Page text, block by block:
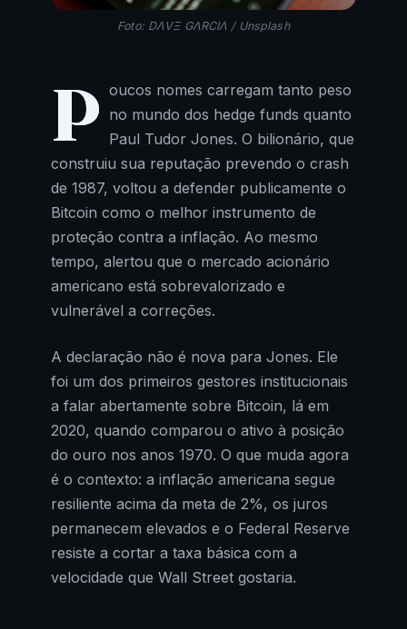
Foto: DΛVΞ GΛRCIΛ / Unsplash
P oucos nomes carregam tanto peso
no mundo dos hedge funds quanto
Paul Tudor Jones. O bilionário, que
construiu sua reputação prevendo o crash
de 1987, voltou a defender publicamente o
Bitcoin como o melhor instrumento de
proteção contra a inflação. Ao mesmo
tempo, alertou que o mercado acionário
americano está sobrevalorizado e
vulnerável a correções.
A declaração não é nova para Jones. Ele
foi um dos primeiros gestores institucionais
a falar abertamente sobre Bitcoin, lá em
2020, quando comparou o ativo à posição
do ouro nos anos 1970. O que muda agora
é o contexto: a inflação americana segue
resiliente acima da meta de 2%, os juros
permanecem elevados e o Federal Reserve
resiste a cortar a taxa básica com a
velocidade que Wall Street gostaria.